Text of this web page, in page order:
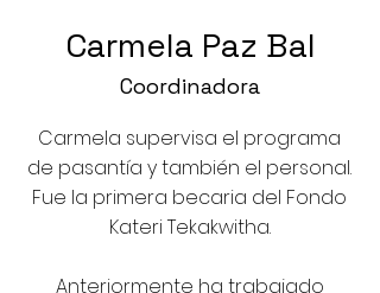
Carmela Paz Bal
Coordinadora
Carmela supervisa el programa
de pasantía y también el personal.
Fue la primera becaria del Fondo
Kateri Tekakwitha.
Anteriormente ha trabajado